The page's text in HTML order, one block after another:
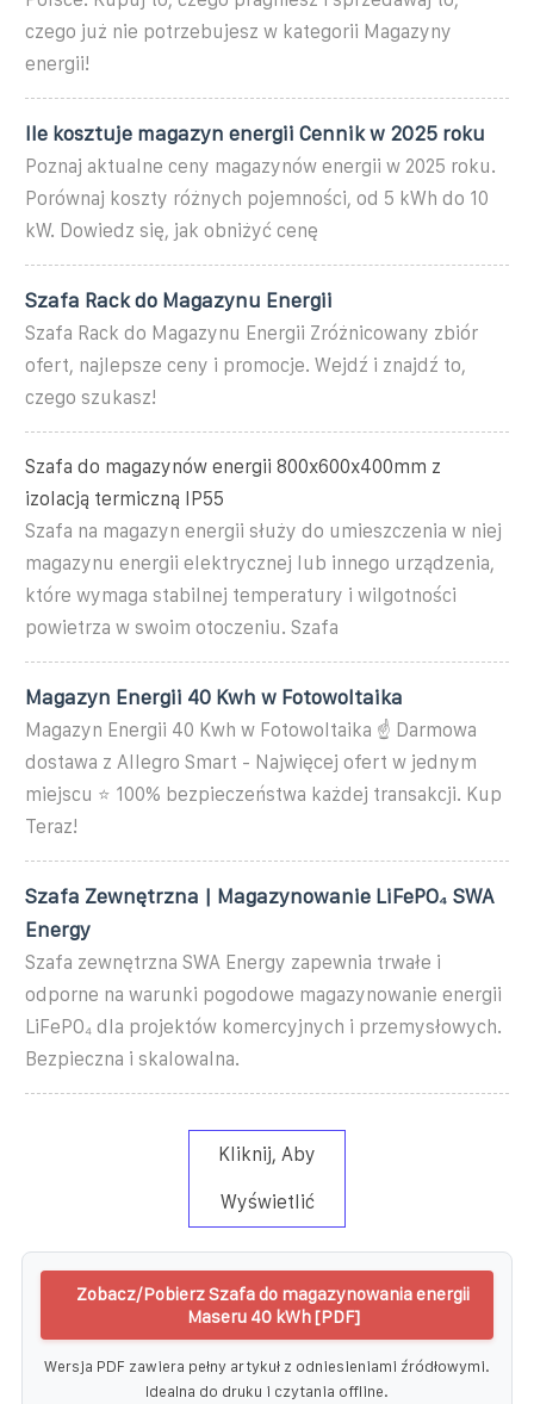
czego już nie potrzebujesz w kategorii Magazyny
energii!
Ile kosztuje magazyn energii Cennik w 2025 roku
Poznaj aktualne ceny magazynów energii w 2025 roku.
Porównaj koszty różnych pojemności, od 5 kWh do 10
kW. Dowiedz się, jak obniżyć cenę
Szafa Rack do Magazynu Energii
Szafa Rack do Magazynu Energii Zróżnicowany zbiór
ofert, najlepsze ceny i promocje. Wejdź i znajdź to,
czego szukasz!
Szafa do magazynów energii 800x600x400mm z
izolacją termiczną IP55
Szafa na magazyn energii służy do umieszczenia w niej
magazynu energii elektrycznej lub innego urządzenia,
które wymaga stabilnej temperatury i wilgotności
powietrza w swoim otoczeniu. Szafa
Magazyn Energii 40 Kwh w Fotowoltaika
Magazyn Energii 40 Kwh w Fotowoltaika ☝ Darmowa
dostawa z Allegro Smart - Najwięcej ofert w jednym
miejscu ⭐ 100% bezpieczeństwa każdej transakcji. Kup
Teraz!
Szafa Zewnętrzna | Magazynowanie LiFePO₄ SWA
Energy
Szafa zewnętrzna SWA Energy zapewnia trwałe i
odporne na warunki pogodowe magazynowanie energii
LiFePO₄ dla projektów komercyjnych i przemysłowych.
Bezpieczna i skalowalna.
Kliknij, Aby
Wyświetlić
Zobacz/Pobierz Szafa do magazynowania energii
Maseru 40 kWh [PDF]
Wersja PDF zawiera pełny artykuł z odniesieniami źródłowymi.
Idealna do druku i czytania offline.